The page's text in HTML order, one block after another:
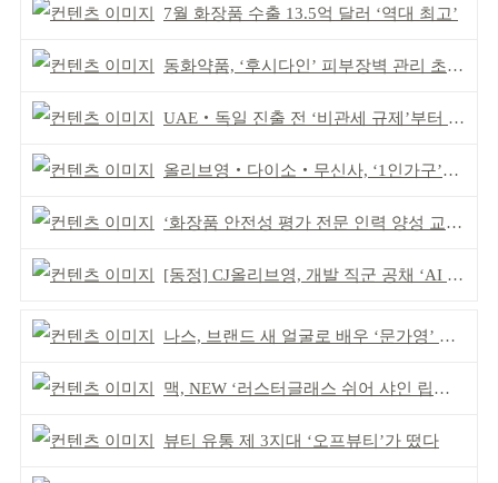
7월 화장품 수출 13.5억 달러 ‘역대 최고’
동화약품, ‘후시다인’ 피부장벽 관리 초점 ‘리브랜딩’
UAE‧독일 진출 전 ‘비관세 규제’부터 챙겨야
올리브영‧다이소‧무신사, ‘1인가구’가 이끈다
‘화장품 안전성 평가 전문 인력 양성 교육’ 실시
[동정] CJ올리브영, 개발 직군 공채 ‘AI 과제’ 신설
나스, 브랜드 새 얼굴로 배우 ‘문가영’ 발탁
맥, NEW ‘러스터글래스 쉬어 샤인 립스틱’ 출시
뷰티 유통 제 3지대 ‘오프뷰티’가 떴다